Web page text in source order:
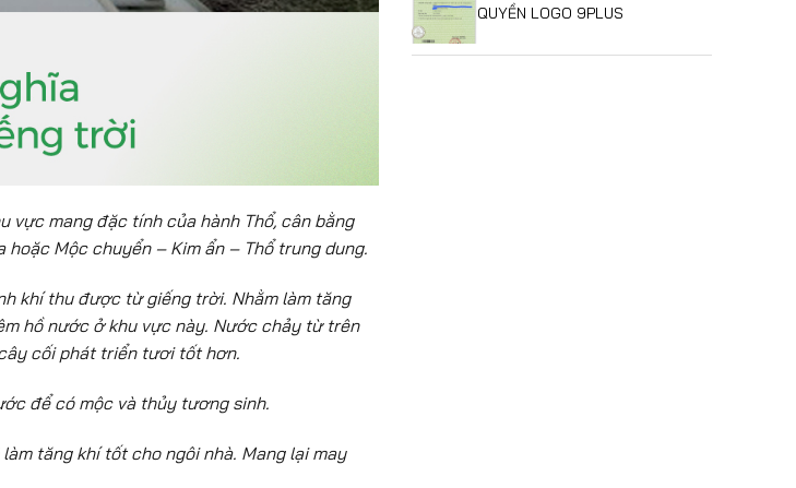
mang đặc tính của hành Thổ, cân bằng
Mộc chuyển – Kim ẩn – Thổ trung dung.
khí thu được từ giếng trời. Nhằm làm tăng
hồ nước ở khu vực này. Nước chảy từ trên
cối phát triển tươi tốt hơn.
để có mộc và thủy tương sinh.
tăng khí tốt cho ngôi nhà. Mang lại may
QUYỀN LOGO 9PLUS